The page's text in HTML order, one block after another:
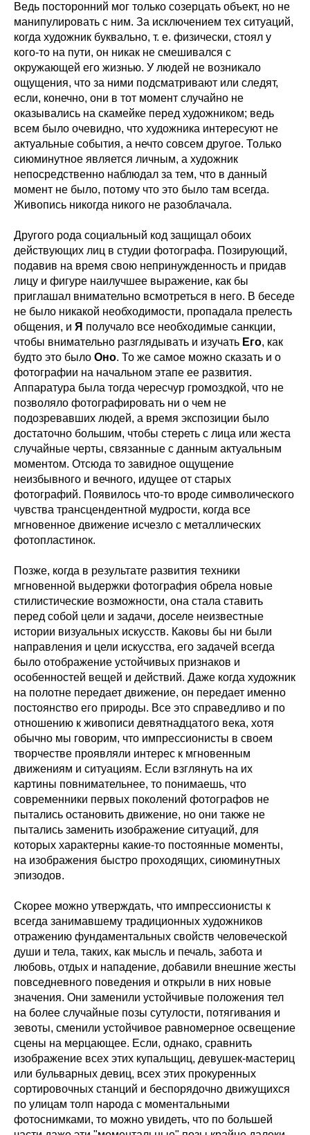
Ведь посторонний мог только созерцать объект, но не
манипулировать с ним. За исключением тех ситуаций,
когда художник буквально, т. е. физически, стоял у
кого-то на пути, он никак не смешивался с
окружающей его жизнью. У людей не возникало
ощущения, что за ними подсматривают или следят,
если, конечно, они в тот момент случайно не
оказывались на скамейке перед художником; ведь
всем было очевидно, что художника интересуют не
актуальные события, а нечто совсем другое. Только
сиюминутное является личным, а художник
непосредственно наблюдал за тем, что в данный
момент не было, потому что это было там всегда.
Живопись никогда никого не разоблачала.
Другого рода социальный код защищал обоих
действующих лиц в студии фотографа. Позирующий,
подавив на время свою непринужденность и придав
лицу и фигуре наилучшее выражение, как бы
приглашал внимательно всмотреться в него. В беседе
не было никакой необходимости, пропадала прелесть
общения, и Я получало все необходимые санкции,
чтобы внимательно разглядывать и изучать Его, как
будто это было Оно. То же самое можно сказать и о
фотографии на начальном этапе ее развития.
Аппаратура была тогда чересчур громоздкой, что не
позволяло фотографировать ни о чем не
подозревавших людей, а время экспозиции было
достаточно большим, чтобы стереть с лица или жеста
случайные черты, связанные с данным актуальным
моментом. Отсюда то завидное ощущение
неизбывного и вечного, идущее от старых
фотографий. Появилось что-то вроде символического
чувства трансцендентной мудрости, когда все
мгновенное движение исчезло с металлических
фотопластинок.
Позже, когда в результате развития техники
мгновенной выдержки фотография обрела новые
стилистические возможности, она стала ставить
перед собой цели и задачи, доселе неизвестные
истории визуальных искусств. Каковы бы ни были
направления и цели искусства, его задачей всегда
было отображение устойчивых признаков и
особенностей вещей и действий. Даже когда художник
на полотне передает движение, он передает именно
постоянство его природы. Все это справедливо и по
отношению к живописи девятнадцатого века, хотя
обычно мы говорим, что импрессионисты в своем
творчестве проявляли интерес к мгновенным
движениям и ситуациям. Если взглянуть на их
картины повнимательнее, то понимаешь, что
современники первых поколений фотографов не
пытались остановить движение, но они также не
пытались заменить изображение ситуаций, для
которых характерны какие-то постоянные моменты,
на изображения быстро проходящих, сиюминутных
эпизодов.
Скорее можно утверждать, что импрессионисты к
всегда занимавшему традиционных художников
отражению фундаментальных свойств человеческой
души и тела, таких, как мысль и печаль, забота и
любовь, отдых и нападение, добавили внешние жесты
повседневного поведения и открыли в них новые
значения. Они заменили устойчивые положения тел
на более случайные позы сутулости, потягивания и
зевоты, сменили устойчивое равномерное освещение
сцены на мерцающее. Если, однако, сравнить
изображение всех этих купальщиц, девушек-мастериц
или бульварных девиц, всех этих прокуренных
сортировочных станций и беспорядочно движущихся
по улицам толп народа с моментальными
фотоснимками, то можно увидеть, что по большей